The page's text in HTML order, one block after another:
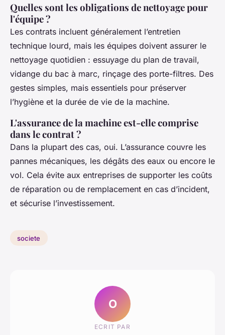
Quelles sont les obligations de nettoyage pour
l'équipe ?
Les contrats incluent généralement l’entretien
technique lourd, mais les équipes doivent assurer le
nettoyage quotidien : essuyage du plan de travail,
vidange du bac à marc, rinçage des porte-filtres. Des
gestes simples, mais essentiels pour préserver
l’hygiène et la durée de vie de la machine.
L'assurance de la machine est-elle comprise
dans le contrat ?
Dans la plupart des cas, oui. L’assurance couvre les
pannes mécaniques, les dégâts des eaux ou encore le
vol. Cela évite aux entreprises de supporter les coûts
de réparation ou de remplacement en cas d’incident,
et sécurise l’investissement.
societe
O
ECRIT PAR